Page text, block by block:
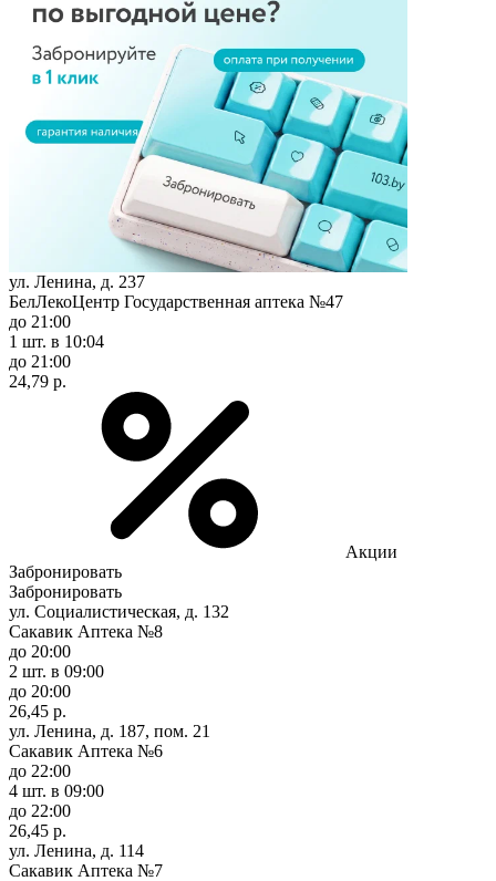
ул. Ленина, д. 237
БелЛекоЦентр Государственная аптека №47
до 21:00
1 шт. в 10:04
до 21:00
24,79 р.
Акции
Забронировать
Забронировать
ул. Социалистическая, д. 132
Сакавик Аптека №8
до 20:00
2 шт. в 09:00
до 20:00
26,45 р.
ул. Ленина, д. 187, пом. 21
Сакавик Аптека №6
до 22:00
4 шт. в 09:00
до 22:00
26,45 р.
ул. Ленина, д. 114
Сакавик Аптека №7